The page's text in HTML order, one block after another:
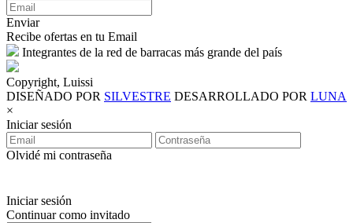
Enviar
Recibe ofertas en tu Email
Integrantes de la red de barracas más grande del país
Copyright, Luissi
DISEÑADO POR SILVESTRE DESARROLLADO POR LUNA
×
Iniciar sesión
Olvidé mi contraseña
Iniciar sesión
Continuar como invitado